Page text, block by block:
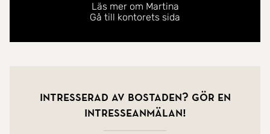
Läs mer om Martina
Gå till kontorets sida
Intresserad av bostaden? Gör en
intresseanmälan!